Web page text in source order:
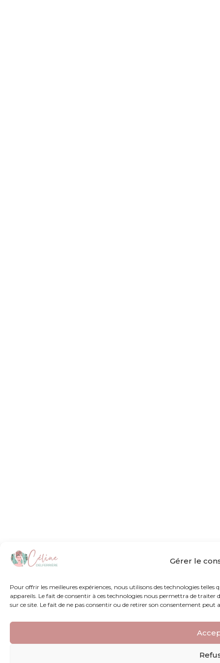
Gérer le
Pour offrir les meilleures expériences, nous utilisons des technologies
appareils. Le fait de consentir à ces technologies nous permettra de
sur ce site. Le fait de ne pas consentir ou de retirer son consentement